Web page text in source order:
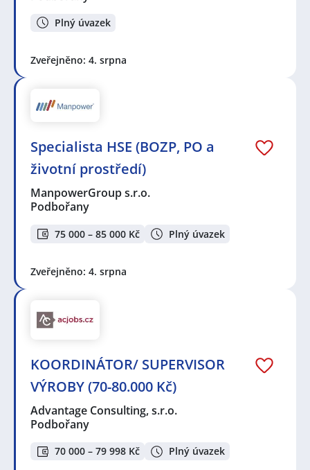
Plný úvazek
Zveřejněno: 4. srpna
Specialista HSE (BOZP, PO a
životní prostředí)
ManpowerGroup s.r.o.
Podbořany
75 000 – 85 000 Kč Plný úvazek
Zveřejněno: 4. srpna
KOORDINÁTOR/ SUPERVISOR
VÝROBY (70-80.000 Kč)
Advantage Consulting, s.r.o.
Podbořany
70 000 – 79 998 Kč Plný úvazek